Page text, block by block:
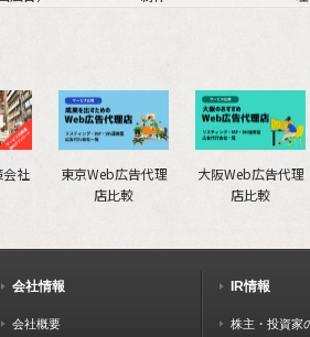
会社
東京Web広告代理
店比較
大阪Web広告代理
店比較
会社情報
会社概要
IR情報
株主・投資家